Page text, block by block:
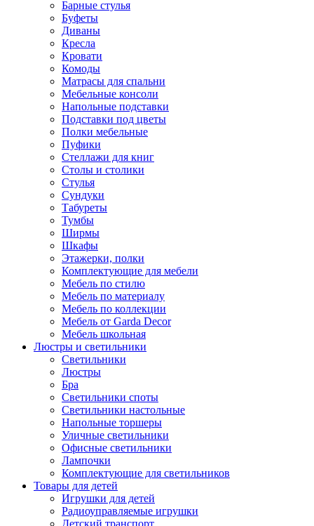
Барные стулья
Буфеты
Диваны
Кресла
Кровати
Комоды
Матрасы для спальни
Мебельные консоли
Напольные подставки
Подставки под цветы
Полки мебельные
Пуфики
Стеллажи для книг
Столы и столики
Стулья
Сундуки
Табуреты
Тумбы
Ширмы
Шкафы
Этажерки, полки
Комплектующие для мебели
Мебель по стилю
Мебель по материалу
Мебель по коллекции
Мебель от Garda Decor
Мебель школьная
Люстры и светильники
Светильники
Люстры
Бра
Светильники споты
Светильники настольные
Напольные торшеры
Уличные светильники
Офисные светильники
Лампочки
Комплектующие для светильников
Товары для детей
Игрушки для детей
Радиоуправляемые игрушки
Детский транспорт